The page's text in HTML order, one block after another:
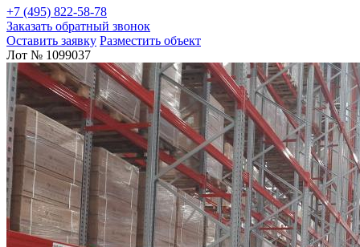
+7 (495) 822-58-78
Заказать обратный звонок
Оставить заявку Разместить объект
Лот № 1099037